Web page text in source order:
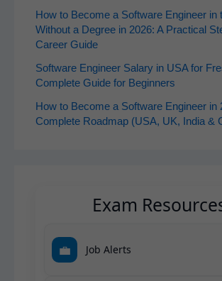
How to Become a Software Engineer in
Without a Degree in 2026: A Practical
Career Guide
Software Engineer Salary in USA for
Complete Guide for Beginners
How to Become a Software Engineer in
Complete Roadmap (USA, UK, India &
Exam
💼 Job Alerts